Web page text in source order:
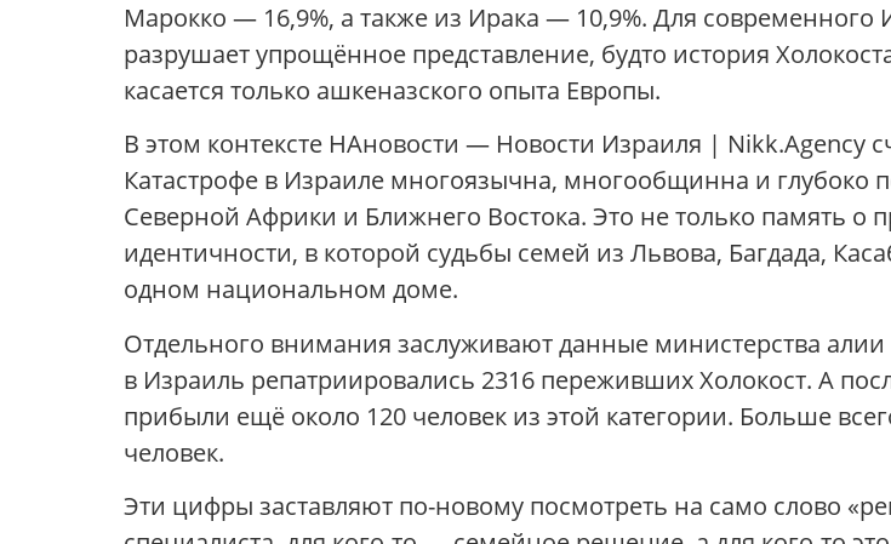
Марокко — 16,9%, а также из Ирака — 10,9%. Для
разрушает упрощённое представление, будто история
касается только ашкеназского опыта Европы.
В этом контексте НАновости — Новости Израиля | Nikk.Agency
Катастрофе в Израиле многоязычна, многообщинна и глубоко
Северной Африки и Ближнего Востока. Это не только память о
идентичности, в которой судьбы семей из Львова, Багдада,
одном национальном доме.
Отдельного внимания заслуживают данные министерства алии
в Израиль репатриировались 2316 переживших Холокост. А
прибыли ещё около 120 человек из этой категории. Больше
человек.
Эти цифры заставляют по-новому посмотреть на само слово